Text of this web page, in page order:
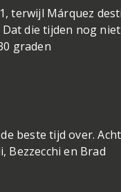
terwijl Márquez
Dat die tijden nog niet
graden
beste tijd over.
Bezzecchi en Brad